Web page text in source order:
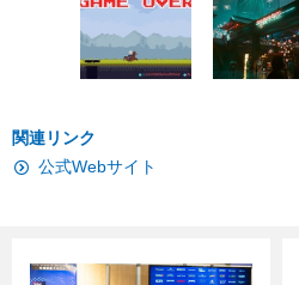
関連リンク
公式Webサイト